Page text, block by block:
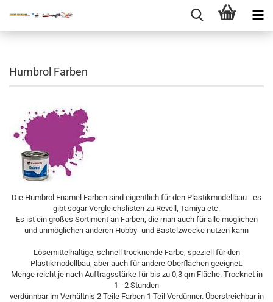
Humbrol Farben
Die Humbrol Enamel Farben sind eigentlich für den Plastikmodellbau - es
gibt sogar Vergleichslisten zu Revell, Tamiya etc.
Es ist ein großes Sortiment an Farben, die man auch für alle möglichen
und unmöglichen anderen Hobby- und Bastelzwecke nutzen kann
Lösemittelhaltige, schnell trocknende Farbe, speziell für den
Plastikmodellbau, aber auch für andere Oberflächen geeignet.
Menge reicht je nach Auftragsstärke für bis zu 0,3 qm Fläche. Trocknet in
1 - 2 Stunden
verdünnbar im Verhältnis 2 Teile Farben 1 Teil Verdünner. Überstreichbar in